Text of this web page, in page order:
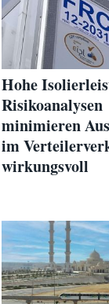
Hohe
Risikoanalysen
minimieren
im
wirkungsvoll